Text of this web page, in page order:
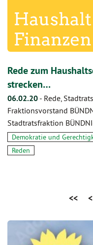
Rede zum
strecken…
06.02.20 - Rede,
Fraktionsvorstand
Stadtratsfraktion
Demokratie und
Reden
<< <